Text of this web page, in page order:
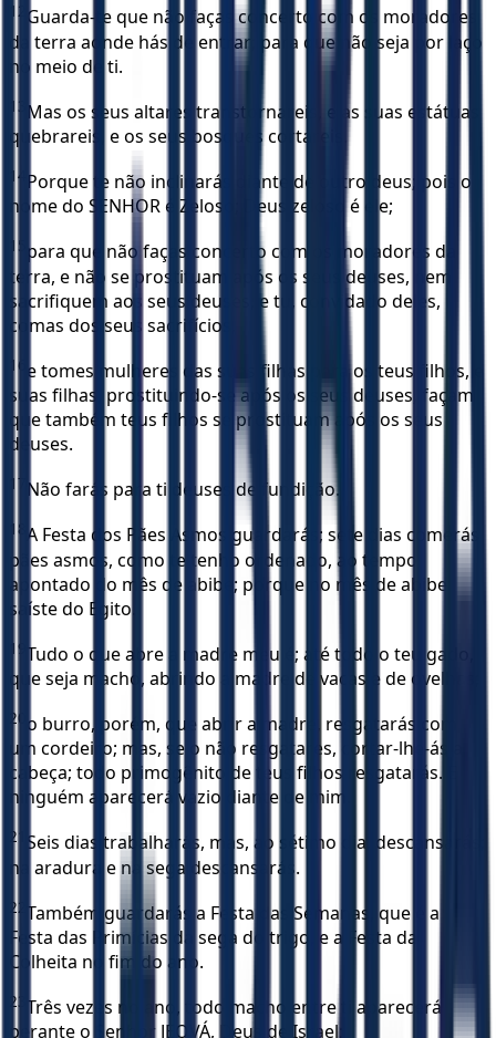
12 Guarda-te que não faças concerto com os moradores
da terra aonde hás de entrar; para que não seja por laço
no meio de ti.
13 Mas os seus altares transtornareis, e as suas estátuas
quebrareis, e os seus bosques cortareis.
14 Porque te não inclinarás diante de outro deus; pois o
nome do SENHOR é Zeloso; Deus zeloso é ele;
15 para que não faças concerto com os moradores da
terra, e não se prostituam após os seus deuses, nem
sacrifiquem aos seus deuses, e tu, convidado deles,
comas dos seus sacrifícios,
16 e tomes mulheres das suas filhas para os teus filhos, e
suas filhas, prostituindo-se após os seus deuses, façam
que também teus filhos se prostituam após os seus
deuses.
17 Não farás para ti deuses de fundição.
18 A Festa dos Pães Asmos guardarás; sete dias comerás
pães asmos, como te tenho ordenado, ao tempo
apontado do mês de abibe; porque no mês de abibe
saíste do Egito.
19 Tudo o que abre a madre meu é; até todo o teu gado,
que seja macho, abrindo a madre de vacas e de ovelhas;
20 o burro, porém, que abrir a madre, resgatarás com
um cordeiro; mas, se o não resgatares, cortar-lhe-ás a
cabeça; todo primogênito de teus filhos resgatarás. E
ninguém aparecerá vazio diante de mim.
21
Seis dias trabalharás, mas, ao sétimo dia, descansarás;
na aradura e na sega descansarás.
22 Também guardarás a Festa das Semanas, que é a
Festa das Primícias da sega do trigo, e a Festa da
Colheita no fim do ano.
23 Três vezes no ano, todo macho entre ti aparecerá
perante o Senhor JEOVÁ, Deus de Israel;